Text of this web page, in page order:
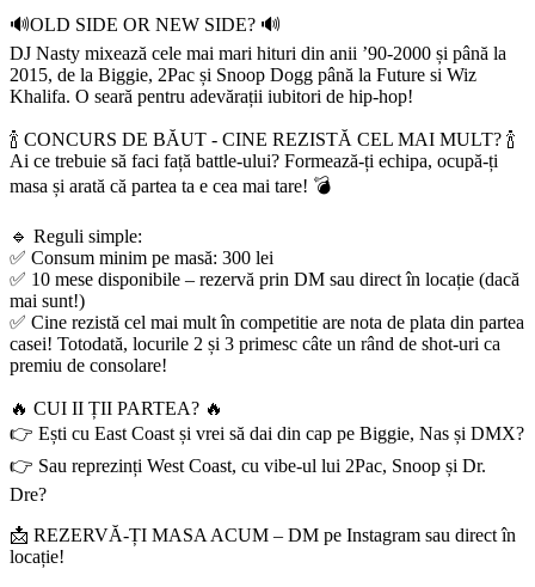
🔊OLD SIDE OR NEW SIDE? 🔊
DJ Nasty mixează cele mai mari hituri din anii ’90-2000 și până la
2015, de la Biggie, 2Pac și Snoop Dogg până la Future si Wiz
Khalifa. O seară pentru adevărații iubitori de hip-hop!
🍾 CONCURS DE BĂUT - CINE REZISTĂ CEL MAI MULT? 🍾
Ai ce trebuie să faci față battle-ului? Formează-ți echipa, ocupă-ți
masa și arată că partea ta e cea mai tare! 💣
🔹 Reguli simple:
✅ Consum minim pe masă: 300 lei
✅ 10 mese disponibile – rezervă prin DM sau direct în locație (dacă
mai sunt!)
✅ Cine rezistă cel mai mult în competitie are nota de plata din partea
casei! Totodată, locurile 2 și 3 primesc câte un rând de shot-uri ca
premiu de consolare!
🔥 CUI II ȚII PARTEA? 🔥
👉 Ești cu East Coast și vrei să dai din cap pe Biggie, Nas și DMX?
👉 Sau reprezinți West Coast, cu vibe-ul lui 2Pac, Snoop și Dr.
Dre?
📩 REZERVĂ-ȚI MASA ACUM – DM pe Instagram sau direct în
locație!